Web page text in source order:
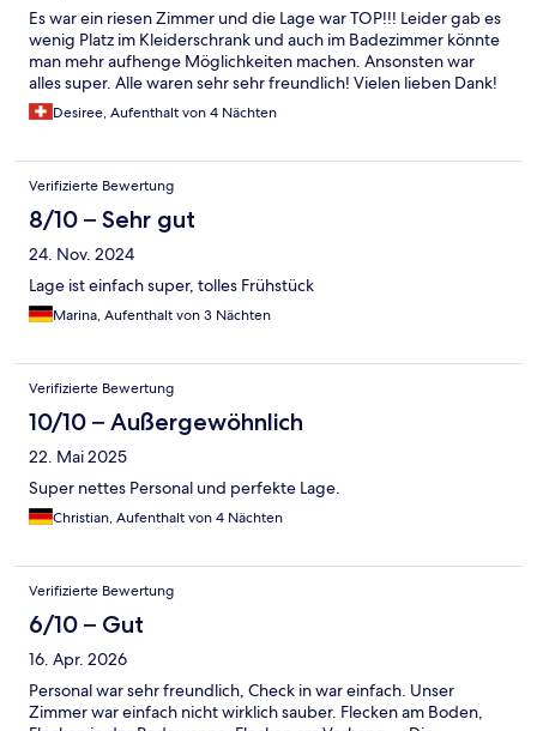
Es war ein riesen Zimmer und die Lage war TOP!!! Leider gab es
wenig Platz im Kleiderschrank und auch im Badezimmer könnte
man mehr aufhenge Möglichkeiten machen. Ansonsten war
alles super. Alle waren sehr sehr freundlich! Vielen lieben Dank!
Desiree, Aufenthalt von 4 Nächten
Verifizierte Bewertung
8/10 – Sehr gut
24. Nov. 2024
Lage ist einfach super, tolles Frühstück
Marina, Aufenthalt von 3 Nächten
Verifizierte Bewertung
10/10 – Außergewöhnlich
22. Mai 2025
Super nettes Personal und perfekte Lage.
Christian, Aufenthalt von 4 Nächten
Verifizierte Bewertung
6/10 – Gut
16. Apr. 2026
Personal war sehr freundlich, Check in war einfach. Unser
Zimmer war einfach nicht wirklich sauber. Flecken am Boden,